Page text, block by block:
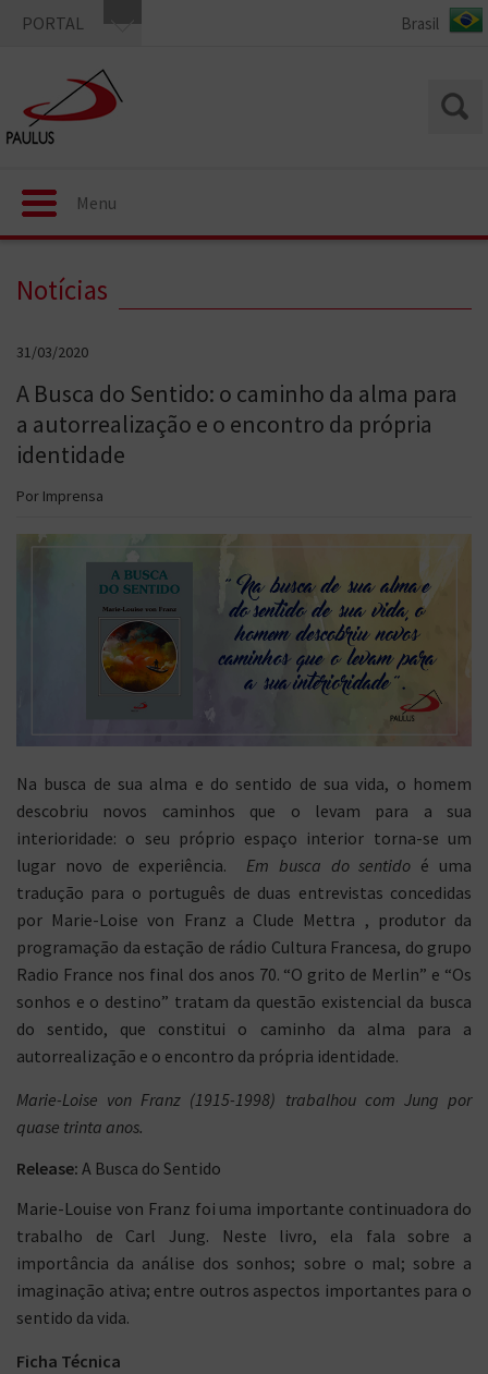
PORTAL
Menu
Notícias
31/03/2020
A Busca do Sentido: o caminho da alma para
a autorrealização e o encontro da própria
identidade
Por Imprensa
Na busca de sua alma e do sentido de sua vida, o homem
descobriu novos caminhos que o levam para a sua
interioridade: o seu próprio espaço interior torna-se um
lugar novo de experiência. Em busca do sentido é uma
tradução para o português de duas entrevistas concedidas
por Marie-Loise von Franz a Clude Mettra , produtor da
programação da estação de rádio Cultura Francesa, do grupo
Radio France nos final dos anos 70. “O grito de Merlin” e “Os
sonhos e o destino” tratam da questão existencial da busca
do sentido, que constitui o caminho da alma para a
autorrealização e o encontro da própria identidade.
Marie-Loise von Franz (1915-1998) trabalhou com Jung por
quase trinta anos.
Release: A Busca do Sentido
Marie-Louise von Franz foi uma importante continuadora do
trabalho de Carl Jung. Neste livro, ela fala sobre a
importância da análise dos sonhos; sobre o mal; sobre a
imaginação ativa; entre outros aspectos importantes para o
sentido da vida.
Ficha Técnica